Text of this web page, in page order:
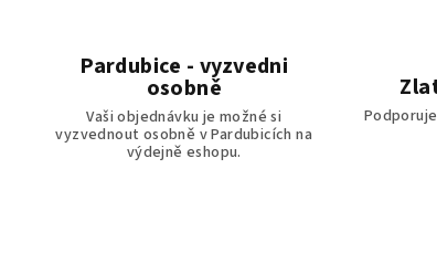
Pardubice - vyzvedni
osobně
Vaši objednávku je možné si
vyzvednout osobně v Pardubicích na
výdejně eshopu.